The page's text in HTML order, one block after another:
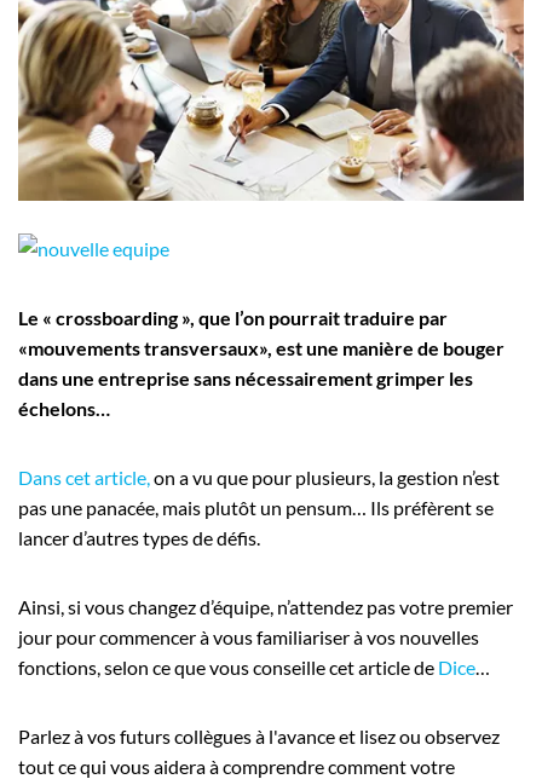
Employeurs
Publiez une offre d'emploi
Le « crossboarding », que l’on pourrait traduire par
«mouvements transversaux», est une manière de bouger
dans une entreprise sans nécessairement grimper les
échelons…
Dans cet article,on a vu que pour plusieurs, la gestion n’est
pas une panacée, mais plutôt un pensum… Ils préfèrent se
lancer d’autres types de défis.
Ainsi, si vous changez d’équipe, n’attendez pas votre premier
jour pour commencer à vous familiariser à vos nouvelles
fonctions, selon ce que vous conseille cet article de Dice…
Parlez à vos futurs collègues à l'avance et lisez ou observez
tout ce qui vous aidera à comprendre comment votre